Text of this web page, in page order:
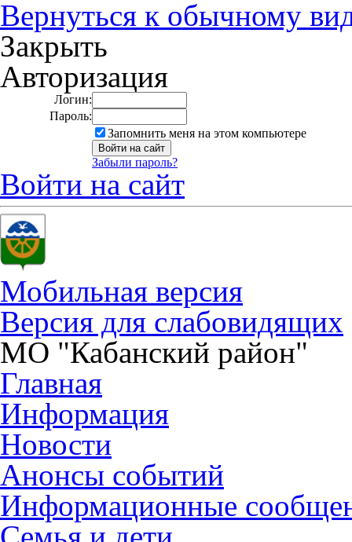
Вернуться к обычному
Закрыть
Авторизация
Логин:
Пароль:
Запомнить меня на этом компьютере
Забыли пароль?
Войти на сайт
Мобильная версия
Версия для слабовидящих
МО "Кабанский район"
Главная
Информация
Новости
Анонсы событий
Информационные